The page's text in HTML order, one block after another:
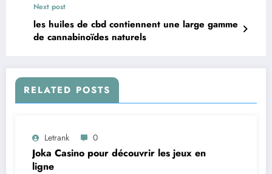
Next post
les huiles de cbd contiennent une large gamme
de cannabinoïdes naturels
RELATED POSTS
Letrank 0
Joka Casino pour découvrir les jeux en
ligne